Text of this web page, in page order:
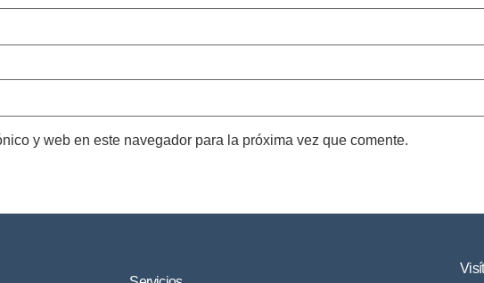
y web en este navegador para la próxima vez que comente.